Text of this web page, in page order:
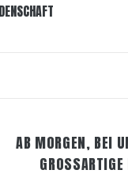
AB MORGEN, BEI